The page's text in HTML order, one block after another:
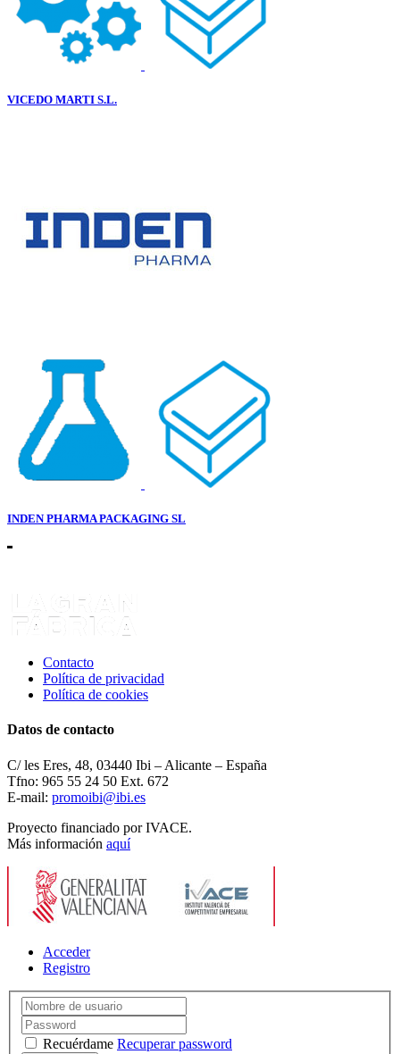
VICEDO MARTI S.L.
INDEN PHARMA PACKAGING SL
Contacto
Política de privacidad
Política de cookies
Datos de contacto
C/ les Eres, 48, 03440 Ibi – Alicante – España
Tfno: 965 55 24 50 Ext. 672
E-mail: promoibi@ibi.es
Proyecto financiado por IVACE.
Más información aquí
Acceder
Registro
Recuérdame Recuperar password